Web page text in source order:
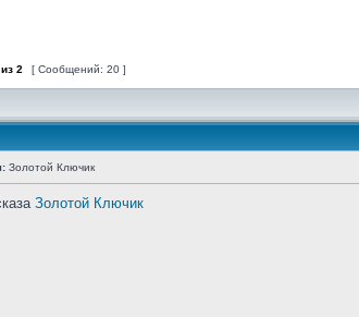
из 2 [ Сообщений: 20 ]
Золотой Ключик
Золотой Ключик